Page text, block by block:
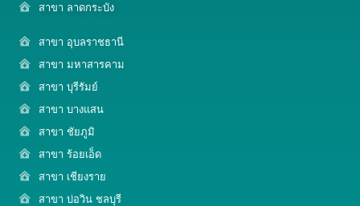
สาขา ลาดกระบัง
สาขา อุบลราชธานี
สาขา มหาสารคาม
สาขา บุรีรัมย์
สาขา บางแสน
สาขา ชัยภูมิ
สาขา ร้อยเอ็ด
สาขา เชียงราย
สาขา บ่อวิน ชลบุรี